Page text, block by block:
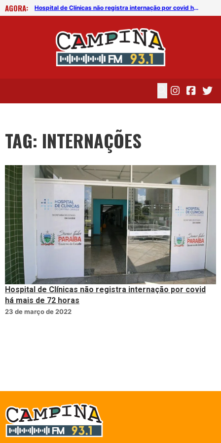
AGORA:
Hospital de Clínicas não registra internação por covid há mais de 72 horas Hospital de Clínicas não registra internação por covid há mais de 72 horas
TAG: INTERNAÇÕES
Hospital de Clínicas não registra internação por covid
há mais de 72 horas
23 de março de 2022